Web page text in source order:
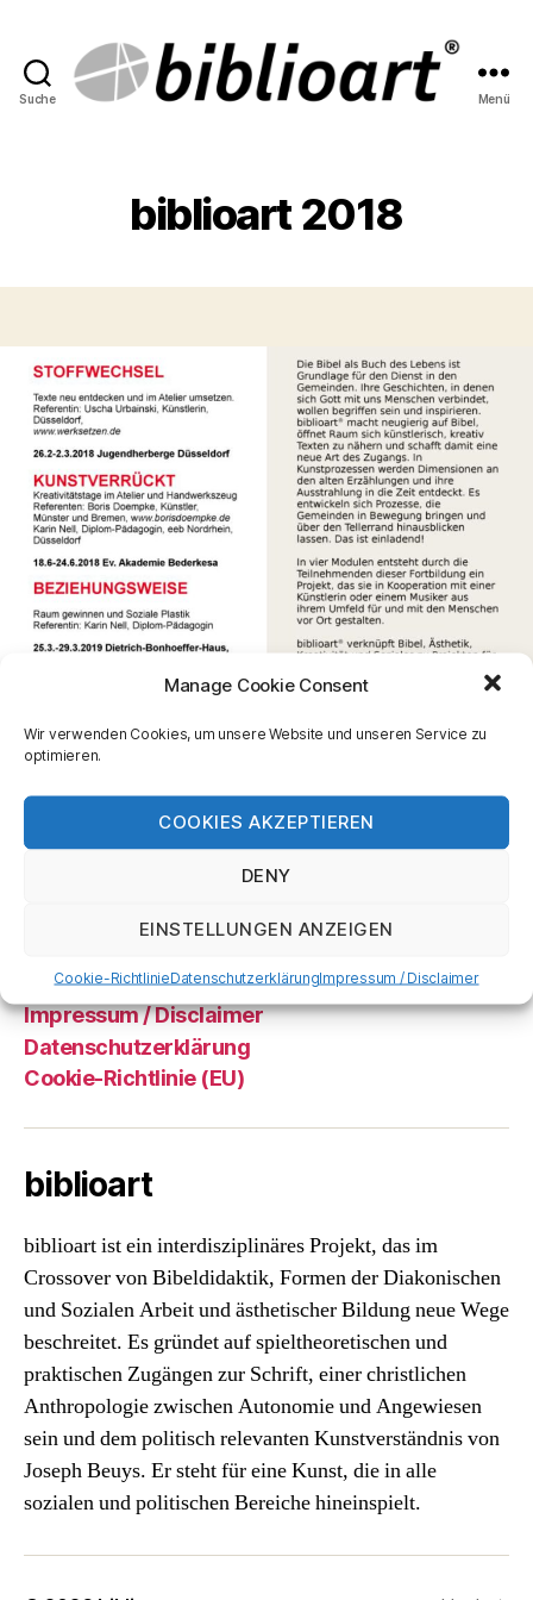
Manage Cookie Consent
Wir verwenden Cookies, um unsere Website und unseren Service zu
optimieren.
COOKIES AKZEPTIEREN
DENY
EINSTELLUNGEN ANZEIGEN
Cookie-RichtlinieDatenschutzerklärungImpressum / Disclaimer
Suche Menü
biblioart 2018
biblioart 2018 – 2019
Impressum / Disclaimer
Datenschutzerklärung
Cookie-Richtlinie (EU)
biblioart
biblioart ist ein interdisziplinäres Projekt, das im
Crossover von Bibeldidaktik, Formen der Diakonischen
und Sozialen Arbeit und ästhetischer Bildung neue Wege
beschreitet. Es gründet auf spieltheoretischen und
praktischen Zugängen zur Schrift, einer christlichen
Anthropologie zwischen Autonomie und Angewiesen
sein und dem politisch relevanten Kunstverständnis von
Joseph Beuys. Er steht für eine Kunst, die in alle
sozialen und politischen Bereiche hineinspielt.